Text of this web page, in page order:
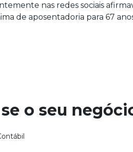
nas redes sociais
de aposentadoria para 67
o seu